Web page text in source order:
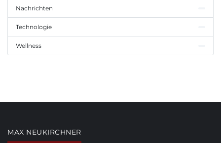
Nachrichten
Technologie
Wellness
MAX NEUKIRCHNER